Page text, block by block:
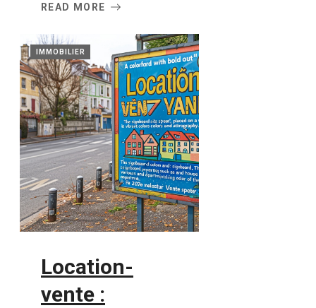
READ MORE
IMMOBILIER
Location-
vente :